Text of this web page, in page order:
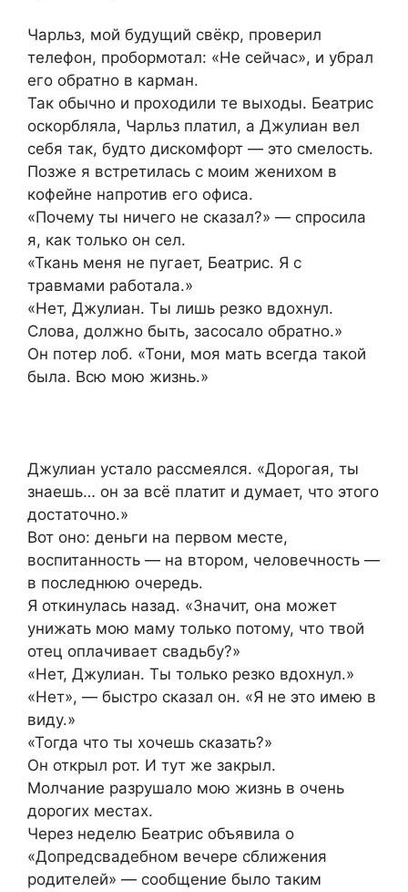
Чарльз, мой будущий свёкр, проверил
телефон, пробормотал: «Не сейчас», и убрал
его обратно в карман.
Так обычно и проходили те выходы. Беатрис
оскорбляла, Чарльз платил, а Джулиан вел
себя так, будто дискомфорт — это смелость.
Позже я встретилась с моим женихом в
кофейне напротив его офиса.
«Почему ты ничего не сказал?» — спросила
я, как только он сел.
«Ткань меня не пугает, Беатрис. Я с
травмами работала.»
«Нет, Джулиан. Ты лишь резко вдохнул.
Слова, должно быть, засосало обратно.»
Он потер лоб. «Тони, моя мать всегда такой
была. Всю мою жизнь.»
Джулиан устало рассмеялся. «Дорогая, ты
знаешь… он за всё платит и думает, что этого
достаточно.»
Вот оно: деньги на первом месте,
воспитанность — на втором, человечность —
в последнюю очередь.
Я откинулась назад. «Значит, она может
унижать мою маму только потому, что твой
отец оплачивает свадьбу?»
«Нет, Джулиан. Ты только резко вдохнул.»
«Нет», — быстро сказал он. «Я не это имею в
виду.»
«Тогда что ты хочешь сказать?»
Он открыл рот. И тут же закрыл.
Молчание разрушало мою жизнь в очень
дорогих местах.
Через неделю Беатрис объявила о
«Допредсвадебном вечере сближения
родителей» — сообщение было таким